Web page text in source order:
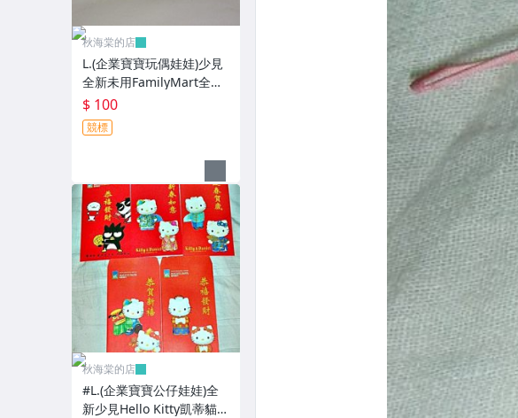
秋海棠的店
L.(企業寶寶玩偶娃娃)少見
全新未用FamilyMart全家
便利商店鐵質筆盒!--值得
擁有!
$ 100
競標
秋海棠的店
#L.(企業寶寶公仔娃娃)全
新少見Hello Kitty凱蒂貓/